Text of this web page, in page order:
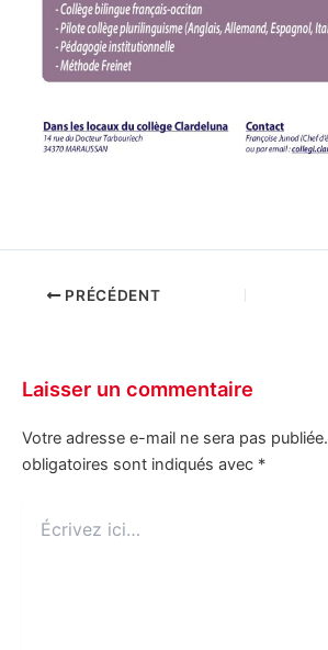
PRÉCÉDENT
Laisser un commentaire
Votre adresse e-mail ne sera pas publiée.
obligatoires sont indiqués avec *
ici…